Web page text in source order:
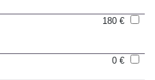
180 €
0 €